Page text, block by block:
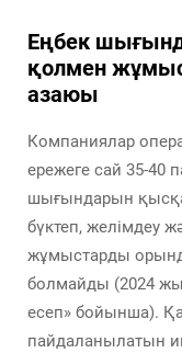
Еңбек
қолмен жұмыс
азаюы
Компаниялар
ережеге сай 35-40
шығындарын
бүктеп, желімдеу
жұмыстарды
болмайды (2024
есеп» бойынша).
пайдаланылатын